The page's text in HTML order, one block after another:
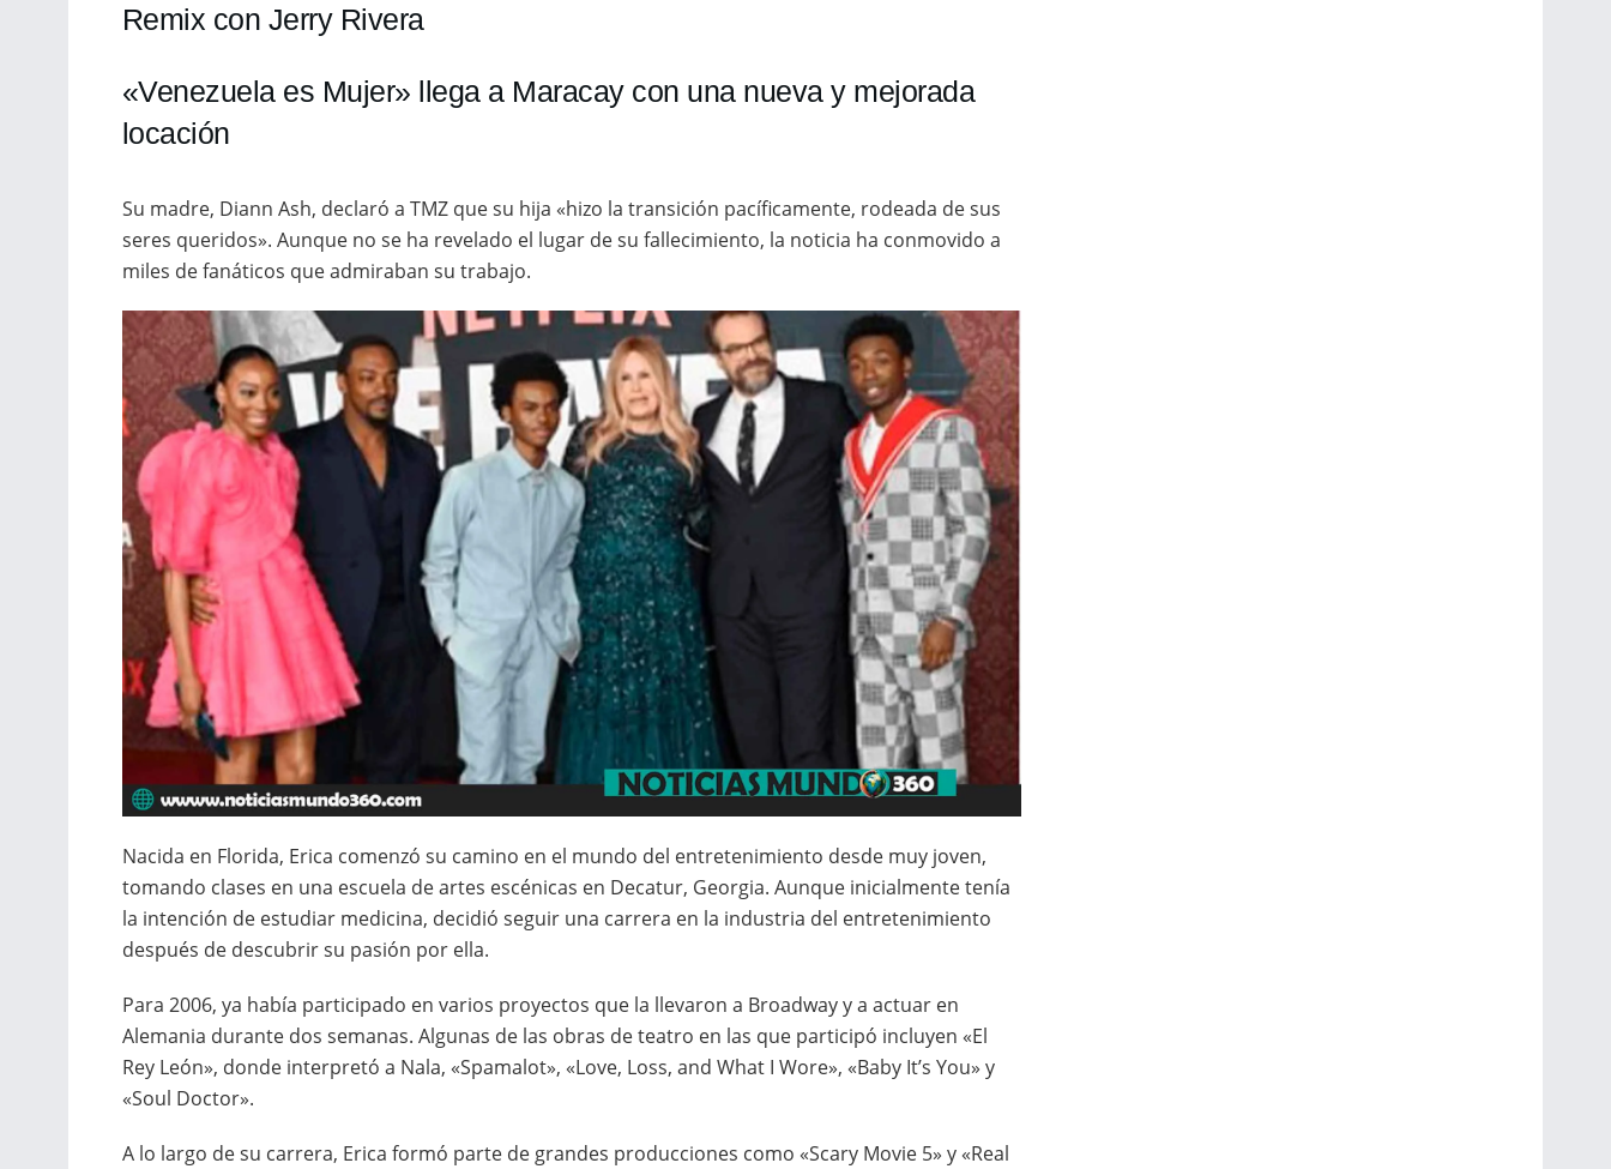
Remix con Jerry Rivera
«Venezuela es Mujer» llega a Maracay con una nueva y mejorada
locación
Su madre, Diann Ash, declaró a TMZ que su hija «hizo la transición pacíficamente, rodeada de sus
seres queridos». Aunque no se ha revelado el lugar de su fallecimiento, la noticia ha conmovido a
miles de fanáticos que admiraban su trabajo.
Nacida en Florida, Erica comenzó su camino en el mundo del entretenimiento desde muy joven,
tomando clases en una escuela de artes escénicas en Decatur, Georgia. Aunque inicialmente tenía
la intención de estudiar medicina, decidió seguir una carrera en la industria del entretenimiento
después de descubrir su pasión por ella.
Para 2006, ya había participado en varios proyectos que la llevaron a Broadway y a actuar en
Alemania durante dos semanas. Algunas de las obras de teatro en las que participó incluyen «El
Rey León», donde interpretó a Nala, «Spamalot», «Love, Loss, and What I Wore», «Baby It’s You» y
«Soul Doctor».
A lo largo de su carrera, Erica formó parte de grandes producciones como «Scary Movie 5» y «Real